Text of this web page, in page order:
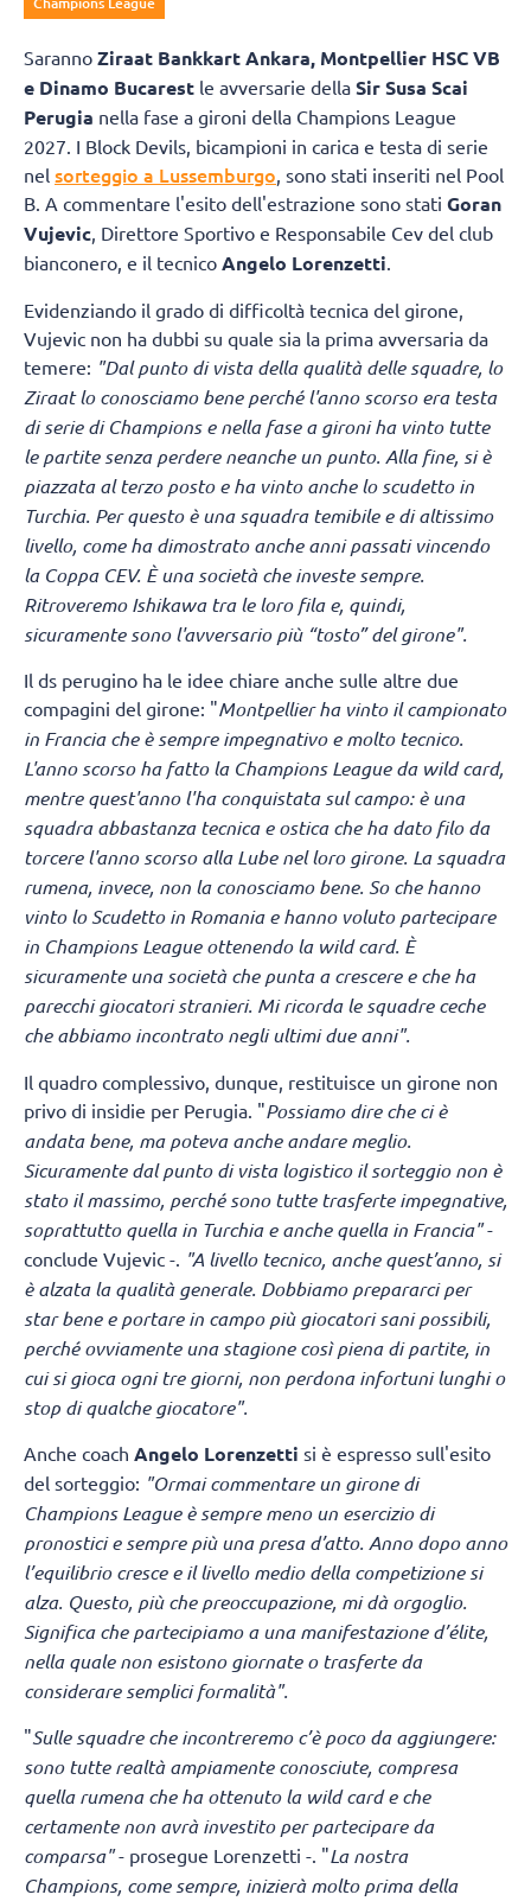
Saranno Ziraat Bankkart Ankara, Montpellier HSC VB
e Dinamo Bucarest le avversarie della Sir Susa Scai
Perugia nella fase a gironi della Champions League
2027. I Block Devils, bicampioni in carica e testa di serie
nel sorteggio a Lussemburgo, sono stati inseriti nel Pool
B. A commentare l'esito dell'estrazione sono stati Goran
Vujevic, Direttore Sportivo e Responsabile Cev del club
bianconero, e il tecnico Angelo Lorenzetti.
Evidenziando il grado di difficoltà tecnica del girone,
Vujevic non ha dubbi su quale sia la prima avversaria da
temere: "Dal punto di vista della qualità delle squadre, lo
Ziraat lo conosciamo bene perché l'anno scorso era testa
di serie di Champions e nella fase a gironi ha vinto tutte
le partite senza perdere neanche un punto. Alla fine, si è
piazzata al terzo posto e ha vinto anche lo scudetto in
Turchia. Per questo è una squadra temibile e di altissimo
livello, come ha dimostrato anche anni passati vincendo
la Coppa CEV. È una società che investe sempre.
Ritroveremo Ishikawa tra le loro fila e, quindi,
sicuramente sono l'avversario più “tosto” del girone".
Il ds perugino ha le idee chiare anche sulle altre due
compagini del girone: "Montpellier ha vinto il campionato
in Francia che è sempre impegnativo e molto tecnico.
L'anno scorso ha fatto la Champions League da wild card,
mentre quest'anno l'ha conquistata sul campo: è una
squadra abbastanza tecnica e ostica che ha dato filo da
torcere l'anno scorso alla Lube nel loro girone. La squadra
rumena, invece, non la conosciamo bene. So che hanno
vinto lo Scudetto in Romania e hanno voluto partecipare
in Champions League ottenendo la wild card. È
sicuramente una società che punta a crescere e che ha
parecchi giocatori stranieri. Mi ricorda le squadre ceche
che abbiamo incontrato negli ultimi due anni".
Il quadro complessivo, dunque, restituisce un girone non
privo di insidie per Perugia. "Possiamo dire che ci è
andata bene, ma poteva anche andare meglio.
Sicuramente dal punto di vista logistico il sorteggio non è
stato il massimo, perché sono tutte trasferte impegnative,
soprattutto quella in Turchia e anche quella in Francia"-
conclude Vujevic -. "A livello tecnico, anche quest’anno, si
è alzata la qualità generale. Dobbiamo prepararci per
star bene e portare in campo più giocatori sani possibili,
perché ovviamente una stagione così piena di partite, in
cui si gioca ogni tre giorni, non perdona infortuni lunghi o
stop di qualche giocatore".
Anche coach Angelo Lorenzetti si è espresso sull'esito
del sorteggio: "Ormai commentare un girone di
Champions League è sempre meno un esercizio di
pronostici e sempre più una presa d’atto. Anno dopo anno
l’equilibrio cresce e il livello medio della competizione si
alza. Questo, più che preoccupazione, mi dà orgoglio.
Significa che partecipiamo a una manifestazione d’élite,
nella quale non esistono giornate o trasferte da
considerare semplici formalità".
"Sulle squadre che incontreremo c’è poco da aggiungere:
sono tutte realtà ampiamente conosciute, compresa
quella rumena che ha ottenuto la wild card e che
certamente non avrà investito per partecipare da
comparsa"- prosegue Lorenzetti -. "La nostra
Champions, come sempre, inizierà molto prima della